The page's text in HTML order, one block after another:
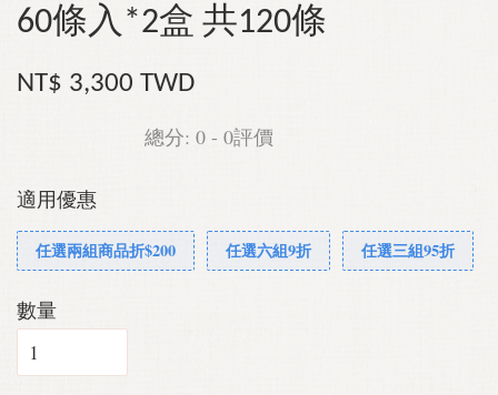
60條入*2盒 共120條
NT$ 3,300 TWD
總分: 0 - 0評價
適用優惠
任選兩組商品折$200 任選六組9折 任選三組95折
數量